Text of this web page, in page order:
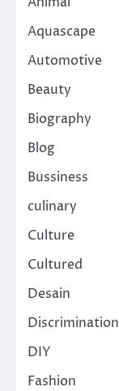
Aquascape
Automotive
Beauty
Biography
Blog
Bussiness
culinary
Culture
Cultured
Desain
Discrimination
DIY
Fashion